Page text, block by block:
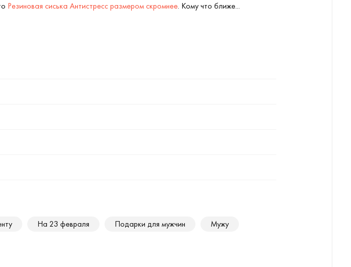
Резиновая сиська Антистресс размером скромнее. Кому что ближе...
На 23 февраля Подарки для мужчин
Мужу